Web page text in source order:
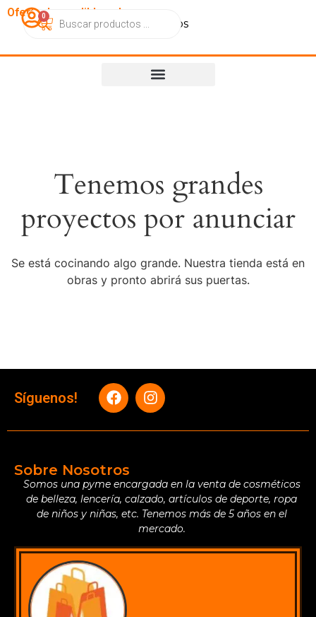
OfertasImperdibles.cl
CatálogoContactoNosotros
0
Tenemos grandes
proyectos por anunciar
Se está cocinando algo grande. Nuestra tienda está en
obras y pronto abrirá sus puertas.
Síguenos!
Sobre Nosotros
Somos una pyme encargada en la venta de cosméticos
de belleza, lencería, calzado, artículos de deporte, ropa
de niños y niñas, etc. Tenemos más de 5 años en el
mercado.